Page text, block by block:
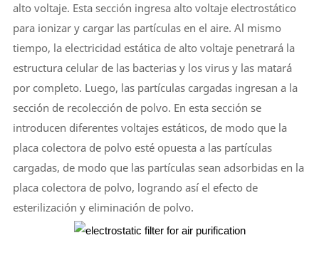
alto voltaje. Esta sección ingresa alto voltaje electrostático
para ionizar y cargar las partículas en el aire. Al mismo
tiempo, la electricidad estática de alto voltaje penetrará la
estructura celular de las bacterias y los virus y las matará
por completo. Luego, las partículas cargadas ingresan a la
sección de recolección de polvo. En esta sección se
introducen diferentes voltajes estáticos, de modo que la
placa colectora de polvo esté opuesta a las partículas
cargadas, de modo que las partículas sean adsorbidas en la
placa colectora de polvo, logrando así el efecto de
esterilización y eliminación de polvo.